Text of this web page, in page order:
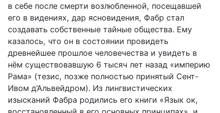
в себе после смерти возлюбленной, посещавшей
его в видениях, дар ясновидения, Фабр стал
создавать собственные тайные общества. Ему
казалось, что он в состоянии провидеть
древнейшее прошлое человечества и увидеть в
нём существовавшую 6 тысяч лет назад «империю
Рама» (тезис, позже полностью принятый Сент-
Ивом д’Альвейдром). Из лингвистических
изысканий Фабра родились его книги «Язык ок,